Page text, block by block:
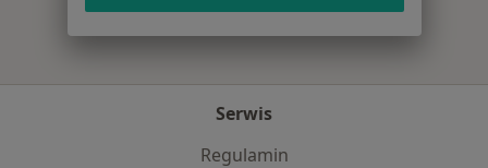
Serwis
Regulamin